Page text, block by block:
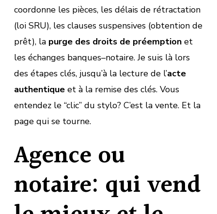
coordonne les pièces, les délais de rétractation
(loi SRU), les clauses suspensives (obtention de
prêt), la purge des droits de préemption et
les échanges banques–notaire. Je suis là lors
des étapes clés, jusqu’à la lecture de l’acte
authentique et à la remise des clés. Vous
entendez le “clic” du stylo? C’est la vente. Et la
page qui se tourne.
Agence ou
notaire: qui vend